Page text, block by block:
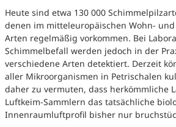
Heute sind etwa 130 000
denen im mitteleuropäischen Wohn-
Arten regelmäßig vorkommen. Bei
Schimmelbefall werden jedoch in der
verschiedene Arten detektiert. Derzeit
aller Mikroorganismen in Petrischalen
daher zu vermuten, dass herkömmliche
Luftkeim-Sammlern das tatsächliche
Innenraumluftprofil bisher nur